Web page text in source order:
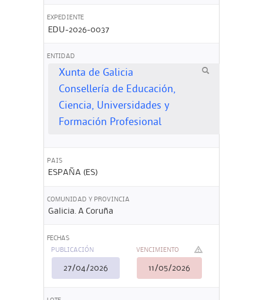
EXPEDIENTE
EDU-2026-0037
ENTIDAD
Xunta de Galicia
Consellería de Educación,
Ciencia, Universidades y
Formación Profesional
PAIS
ESPAÑA (ES)
COMUNIDAD Y PROVINCIA
Galicia. A Coruña
FECHAS
PUBLICACIÓN
27/04/2026
VENCIMIENTO
11/05/2026